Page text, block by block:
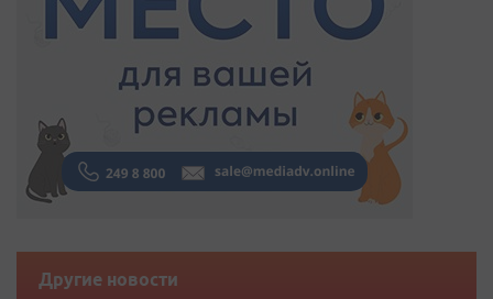
Другие новости